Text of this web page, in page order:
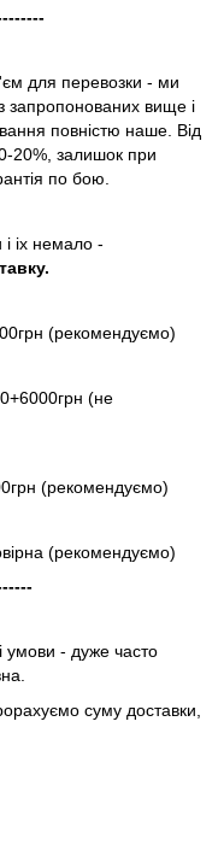
для перевозки - ми
запропонованих вище і
повністю наше. Від
20%, залишок при
по бою.
і іх немало -
(рекомендуємо)
(не
(рекомендуємо)
(рекомендуємо)
умови - дуже часто
суму доставки,